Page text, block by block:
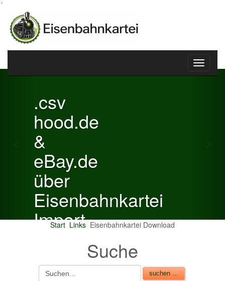
´
Toggle
.csv
hood.de
&
eBay.de
über
Eisenbahnkartei
Import
Verkaufsbetrag an
Gebühren je Inserat
Artikel
Previous
Start Links Eisenbahnkartei Download
Suche